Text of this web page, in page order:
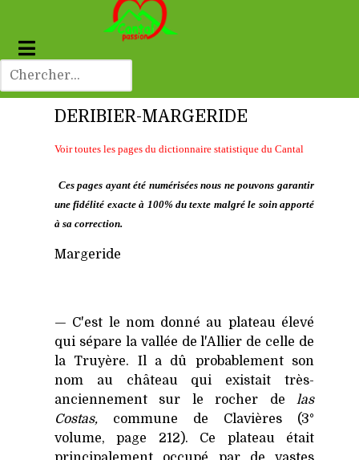
DERIBIER-MARGERIDE
Voir toutes les pages du dictionnaire statistique du Cantal
Ces pages ayant été numérisées nous ne pouvons garantir
une fidélité exacte à 100% du texte malgré le soin apporté
à sa correction.
Margeride
— C'est le nom donné au plateau élevé
qui sépare la vallée de l'Allier de celle de
la Truyère. Ila dû probablement son
nom au château qui existait très-
anciennement sur le rocher de las
Costas, commune de Clavières (3°
volume, page 212). Ce plateau était